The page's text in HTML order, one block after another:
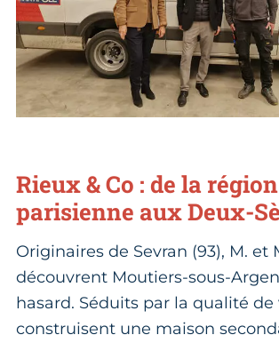
Rieux & Co : de la région
parisienne aux Deux-
Originaires de Sevran (93), M. et
découvrent Moutiers-sous-
hasard. Séduits par la qualité de
construisent une maison